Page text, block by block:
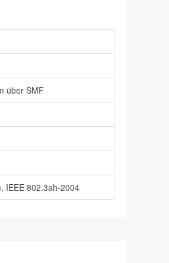
über SMF
IEEE 802.3ah-2004